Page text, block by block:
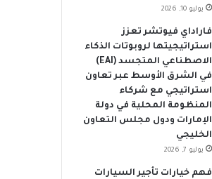
يوليو 10, 2026
فاراداي فيوتشر تعزز
استراتيجيتها لروبوتات الذكاء
الاصطناعي المتجسد (EAI)
في الشرق الأوسط عبر تعاون
استراتيجي مع شركاء
المنظومة المحلية في دولة
الإمارات ودول مجلس التعاون
الخليجي
يوليو 7, 2026
فهم خيارات تأجير السيارات